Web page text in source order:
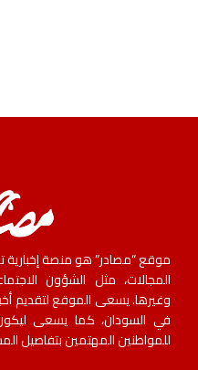
موقع “مصادر” هو منصة إخبارية
المجالات، مثل الشؤون
وغيرها. يسعى الموقع لتقديم
في السودان، كما يسعى ليكون
للمواطنين المهتمين بتفاصيل